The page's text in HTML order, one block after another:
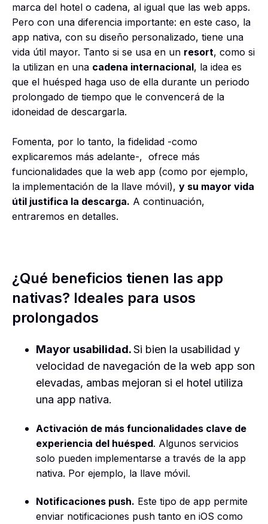
marca del hotel o cadena, al igual que las web apps.
Pero con una diferencia importante: en este caso, la
app nativa, con su diseño personalizado, tiene una
vida útil mayor. Tanto si se usa en un resort, como si
la utilizan en una cadena internacional, la idea es
que el huésped haga uso de ella durante un periodo
prolongado de tiempo que le convencerá de la
idoneidad de descargarla.
Fomenta, por lo tanto, la fidelidad -como
explicaremos más adelante-, ofrece más
funcionalidades que la web app (como por ejemplo,
la implementación de la llave móvil), y su mayor vida
útil justifica la descarga. A continuación,
entraremos en detalles.
¿Qué beneficios tienen las app
nativas? Ideales para usos
prolongados
Mayor usabilidad.Si bien la usabilidad y
velocidad de navegación de la web app son
elevadas, ambas mejoran si el hotel utiliza
una app nativa.
Activación de más funcionalidades clave de
experiencia del huésped. Algunos servicios
solo pueden implementarse a través de la app
nativa. Por ejemplo, la llave móvil.
Notificaciones push. Este tipo de app permite
enviar notificaciones push tanto en iOS como